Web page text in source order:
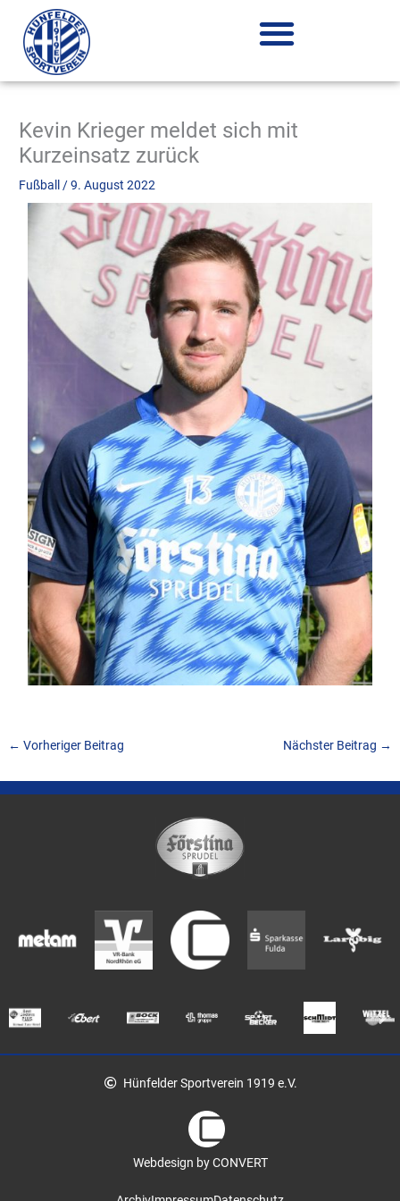
Inhalt
springen
Kevin Krieger meldet sich mit
Kurzeinsatz zurück
Fußball /9. August 2022
← Vorheriger Beitrag Nächster Beitrag →
Hünfelder Sportverein 1919 e.V.
Webdesign by CONVERT